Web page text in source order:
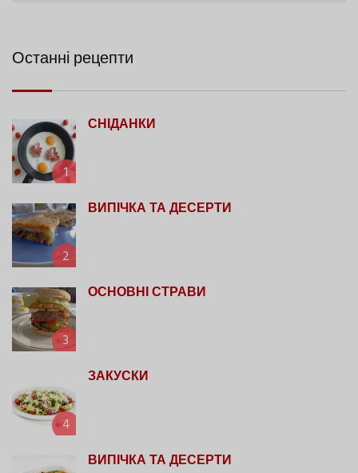
Останні рецепти
1
СНІДАНКИ
2
ВИПІЧКА ТА ДЕСЕРТИ
3
ОСНОВНІ СТРАВИ
4
ЗАКУСКИ
ВИПІЧКА ТА ДЕСЕРТИ